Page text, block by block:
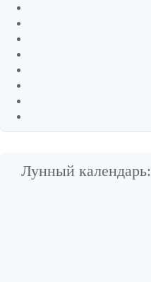
Лунный календарь: